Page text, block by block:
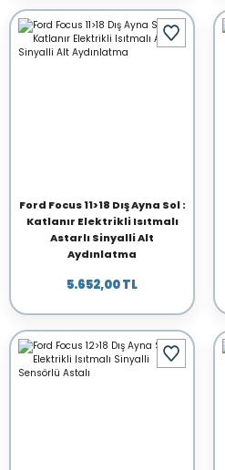
Ford Focus 11>18 Dış Ayna Sol :
Katlanır Elektrikli Isıtmalı
Astarlı Sinyalli Alt
Aydınlatma
5.652,00 TL